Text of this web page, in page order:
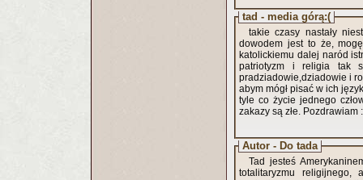
tad - media górą:(
takie czasy nastały
dowodem jest to że,
katolickiemu dalej naród
patriotyzm i religia tak
pradziadowie,dziadowie i
abym mógł pisać w ich
tyle co życie jednego
zakazy są złe. Pozdrawiam
Autor - Do tada
Tad jesteś
totalitaryzmu